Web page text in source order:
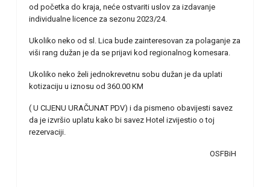
od početka do kraja, neće ostvariti uslov za izdavanje
individualne licence za sezonu 2023/24.
Ukoliko neko od sl. Lica bude zainteresovan za polaganje za
viši rang dužan je da se prijavi kod regionalnog komesara.
Ukoliko neko želi jednokrevetnu sobu dužan je da uplati
kotizaciju u iznosu od 360.00 KM
( U CIJENU URAČUNAT PDV) i da pismeno obavijesti savez
da je izvršio uplatu kako bi savez Hotel izvijestio o toj
rezervaciji.
OSFBiH